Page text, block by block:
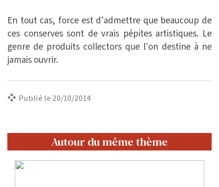
En tout cas, force est d'admettre que beaucoup de
ces conserves sont de vrais pépites artistiques. Le
genre de produits collectors que l'on destine à ne
jamais ouvrir.
Publié le 20/10/2014
Autour du même thème